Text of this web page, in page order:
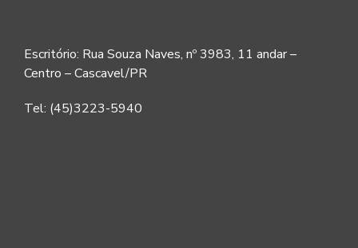
Escritório: Rua Souza Naves, nº 3983, 11 andar –
Centro – Cascavel/PR
Tel: (45)3223-5940